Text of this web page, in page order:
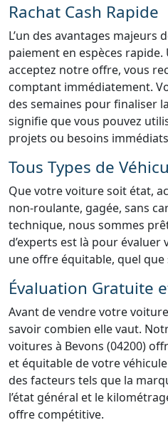
Rachat Cash Rapide
L’un des avantages majeurs
paiement en espèces rapide.
acceptez notre offre, vous
comptant immédiatement.
des semaines pour finaliser
signifie que vous pouvez
projets ou besoins
Tous Types de
Que votre voiture soit état,
non-roulante, gagée, sans
technique, nous sommes
d’experts est là pour
une offre équitable, quel
Évaluation Gratuite
Avant de vendre votre
savoir combien elle vaut.
voitures à Bevons (04200)
et équitable de votre
des facteurs tels que la
l’état général et le
offre compétitive.